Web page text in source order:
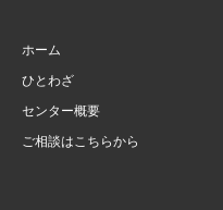
ホーム
ひとわざ
センター概要
ご相談はこちらから